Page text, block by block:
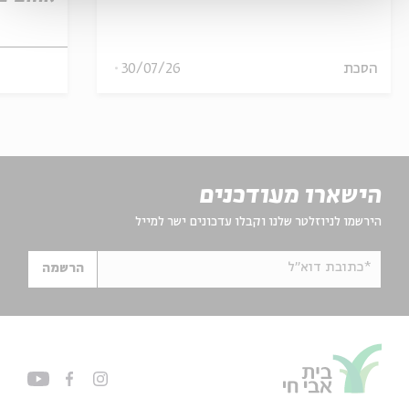
הסכת 30/07/26
הישארו מעודכנים
הירשמו לניוזלטר שלנו וקבלו עדכונים ישר למייל
*כתובת דוא"ל הרשמה